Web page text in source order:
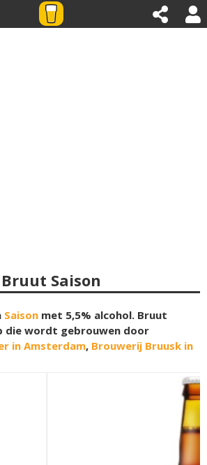
Bruut Saison
Saison met 5,5% alcohol. Bruut
die wordt gebrouwen door
in Amsterdam, Brouwerij Bruusk in